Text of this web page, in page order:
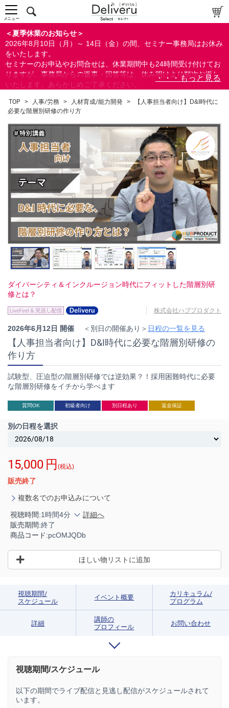
＜夏季休業のお知らせ＞
2026年8月10日（月）～ 14日（金）の間、セミナー事務局はお休み
をいたします。
セミナーのお申込やお問合せは、休業期間中も24時間受け付けてお
りますが、事務局からの返事・回答等は、休み明けより順次お返し
いたします。あらかじめご了承ください。
ができます。
メニュー
TOP > 人事/労務 > 人材育成/能力開発 >
【人事担当者向け】D&I時代に
必要な階層別研修の作り方
ダイバーシティ＆インクルージョン時代にフィットした階層別研
修とは？
株式会社ハブプロダクト
2026年6月12日 開催 ＜別日の開催あり＞ 日程の一覧を見る
【人事担当者向け】D&I時代に必要な階層別研修の
作り方
試験型、圧迫型の階層別研修では逆効果？！採用困難時代に必要
な階層別研修をイチから学べます
質問OK 初級者向け 別日程あり 返金保証
別の日程を選択
15,000 円(税込)
販売終了
複数名でのお申込みについて
視聴時間:1時間4分
詳細へ
販売期間:終了
商品コード:pcOMJQDb
ほしい物リストに追加
視聴期間/
スケジュール
イベント概要
カリキュラム/
プログラム
詳細
講師の
プロフィール
お問い合わせ
視聴期間/スケジュール
以下の期間でライブ配信と見逃し配信がスケジュールされて
います。